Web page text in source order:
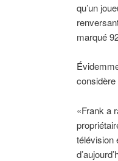
qu’un
marqué
«Frank a
télévision